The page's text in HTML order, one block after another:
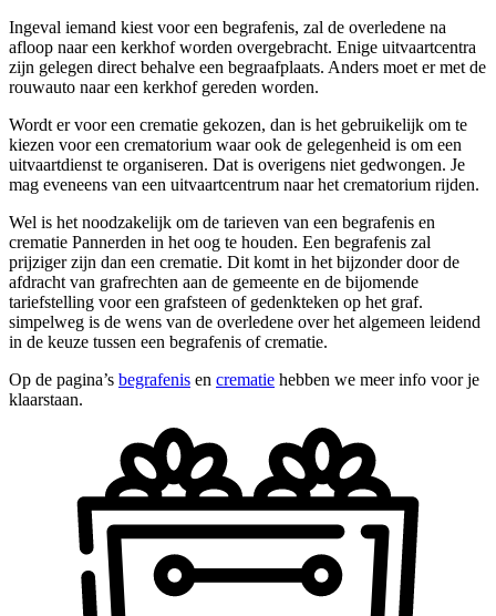
Ingeval iemand kiest voor een begrafenis, zal de overledene na
afloop naar een kerkhof worden overgebracht. Enige uitvaartcentra
zijn gelegen direct behalve een begraafplaats. Anders moet er met de
rouwauto naar een kerkhof gereden worden.
Wordt er voor een crematie gekozen, dan is het gebruikelijk om te
kiezen voor een crematorium waar ook de gelegenheid is om een
uitvaartdienst te organiseren. Dat is overigens niet gedwongen. Je
mag eveneens van een uitvaartcentrum naar het crematorium rijden.
Wel is het noodzakelijk om de tarieven van een begrafenis en
crematie Pannerden in het oog te houden. Een begrafenis zal
prijziger zijn dan een crematie. Dit komt in het bijzonder door de
afdracht van grafrechten aan de gemeente en de bijomende
tariefstelling voor een grafsteen of gedenkteken op het graf.
simpelweg is de wens van de overledene over het algemeen leidend
in de keuze tussen een begrafenis of crematie.
Op de pagina’s begrafenis en crematie hebben we meer info voor je
klaarstaan.